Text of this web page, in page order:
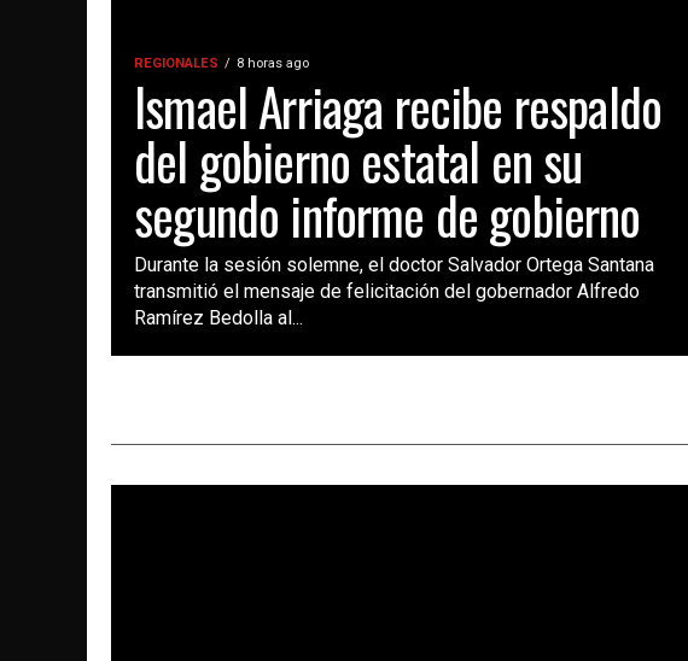
REGIONALES 8 horas ago
Ismael Arriaga recibe respaldo
del gobierno estatal en su
segundo informe de gobierno
Durante la sesión solemne, el doctor Salvador Ortega Santana
transmitió el mensaje de felicitación del gobernador Alfredo
Ramírez Bedolla al...